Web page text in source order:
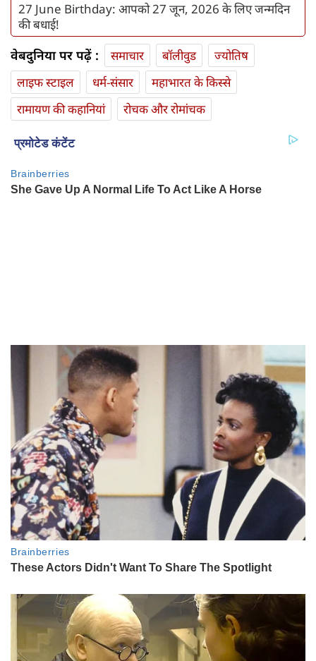
27 June Birthday: आपको 27 जून, 2026 के लिए जन्मदिन
की बधाई!
वेबदुनिया पर पढ़ें : समाचार बॉलीवुड
ज्योतिष
लाइफ स्‍टाइल
धर्म-संसार
महाभारत के किस्से
रामायण की कहानियां
रोचक और रोमांचक